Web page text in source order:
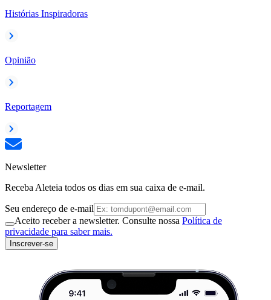
Histórias Inspiradoras
Opinião
Reportagem
Newsletter
Receba Aleteia todos os dias em sua caixa de e-mail.
Seu endereço de e-mail
Aceito receber a newsletter. Consulte nossa Política de
privacidade para saber mais.
Inscrever-se